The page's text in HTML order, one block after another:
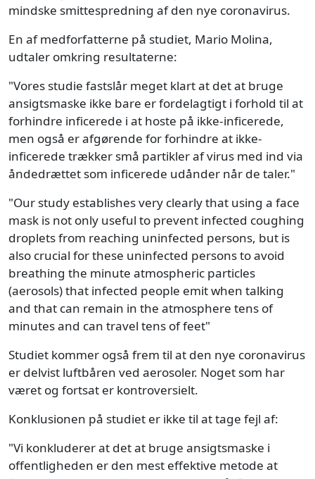
mindske smittespredning af den nye coronavirus.
En af medforfatterne på studiet, Mario Molina,
udtaler omkring resultaterne:
"Vores studie fastslår meget klart at det at bruge
ansigtsmaske ikke bare er fordelagtigt i forhold til at
forhindre inficerede i at hoste på ikke-inficerede,
men også er afgørende for forhindre at ikke-
inficerede trækker små partikler af virus med ind via
åndedrættet som inficerede udånder når de taler."
"Our study establishes very clearly that using a face
mask is not only useful to prevent infected coughing
droplets from reaching uninfected persons, but is
also crucial for these uninfected persons to avoid
breathing the minute atmospheric particles
(aerosols) that infected people emit when talking
and that can remain in the atmosphere tens of
minutes and can travel tens of feet"
Studiet kommer også frem til at den nye coronavirus
er delvist luftbåren ved aerosoler. Noget som har
været og fortsat er kontroversielt.
Konklusionen på studiet er ikke til at tage fejl af:
"Vi konkluderer at det at bruge ansigtsmaske i
offentligheden er den mest effektive metode at